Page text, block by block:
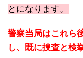
とになります。
警察当局はこれら
し、既に捜査と検